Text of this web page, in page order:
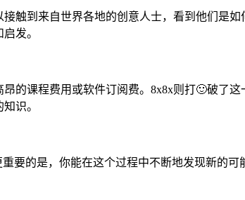
触到来自世界各地的创意人士，看到他们是
发。
的课程费用或软件订阅费。8x8x则打🙂破了
识。
要的是，你能在这个过程中不断地发现新的